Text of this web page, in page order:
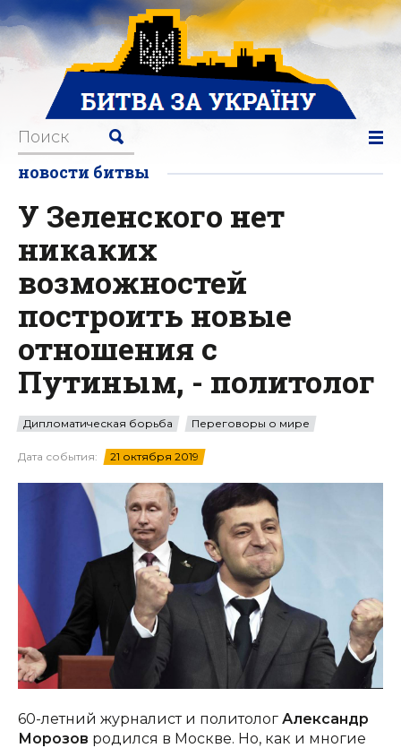
новости битвы
У Зеленского нет
никаких
возможностей
построить новые
отношения с
Путиным, - политолог
Дипломатическая борьба Переговоры о мире
Дата события: 21 октября 2019
60-летний журналист и политолог Александр
Морозов родился в Москве. Но, как и многие